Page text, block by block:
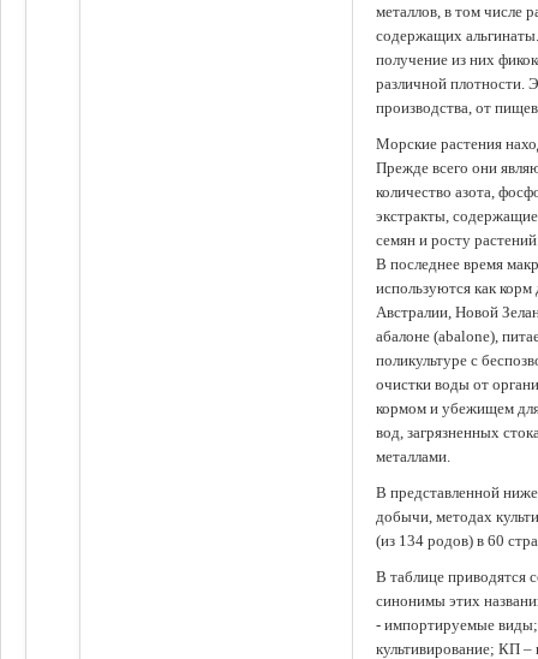
металлов, в том числе
содержащих
получение из них
различной плотности.
производства, от
Морские растения
Прежде всего они
количество азота,
экстракты,
семян и росту
В последнее время
используются как
Австралии, Новой
абалоне (abalone),
поликультуре с
очистки воды от
кормом и убежищем
вод, загрязненных
металлами.
В представленной
добычи, методах
(из 134 родов) в 60
В таблице приводятся
синонимы этих
- импортируемые
культивирование; КП